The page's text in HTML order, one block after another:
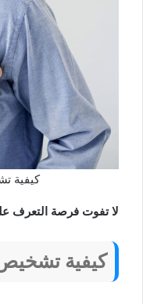
كيفية
لا تفوت فرصة التعرف
كيفية تشخيص